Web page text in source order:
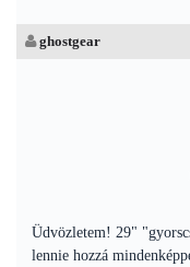
ghostgear
Üdvözletem! 29"
lennie hozzá